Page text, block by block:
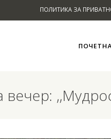
ПОЛИТИКА ЗА
вечер: